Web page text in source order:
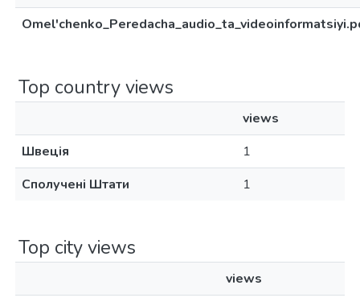
Top country views
views
Швеція
1
Сполучені Штати
1
Top city views
views